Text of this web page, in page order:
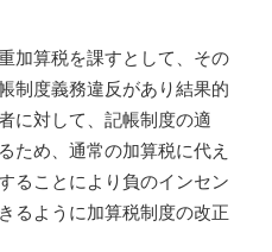
加算税を課すとして、その
制度義務違反があり結果的
に対して、記帳制度の適
ため、通常の加算税に代え
ることにより負のインセン
るように加算税制度の改正